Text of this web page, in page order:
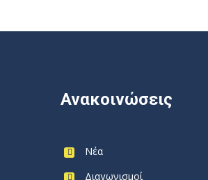
Ανακοινώσεις
Νέα
Διαγωνισμοί